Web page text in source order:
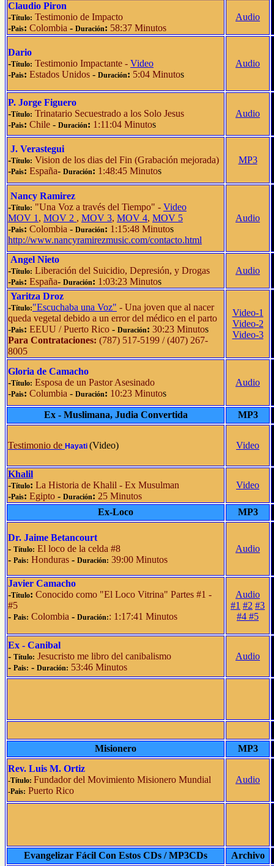
Claudio Piron
-Título: Testimonio de Impacto
-Pais: Colombia - Duración: 58:37 Minutos
Audio
Dario
-Título: Testimonio Impactante - Video
-Pais: Estados Unidos - Duración: 5:04 Minutos
Audio
P. Jorge Figuero
-Título: Trinatario Secuestrado a los Solo Jesus
-Pais: Chile - Duración: 1:11:04 Minutos
Audio
J. Verastegui
-Título: Vision de los dias del Fin (Grabación mejorada)
-Pais: España- Duración: 1:48:45 Minutos
MP3
Nancy Ramirez
-Título: "Una Voz a través del Tiempo" - Video
MOV 1 , MOV 2 , MOV 3, MOV 4, MOV 5
-Pais: Colombia - Duración: 1:15:48 Minutos
http://www.nancyramirezmusic.com/contacto.html
Audio
Angel Nieto
-Título: Liberación del Suicidio, Depresión, y Drogas
-Pais: España- Duración: 1:03:23 Minutos
Audio
Yaritza Droz
-Título:"Escuchaba una Voz" - Una joven que al nacer
queda vegetal debido a un error del médico en el parto
-Pais: EEUU / Puerto Rico - Duración: 30:23 Minutos
Para Contrataciones: (787) 517-5199 / (407) 267-
8005
Video-1
Video-2
Video-3
Gloria de Camacho
-Título: Esposa de un Pastor Asesinado
-Pais: Columbia - Duración: 10:23 Minutos
Audio
Ex - Muslimana, Judia Convertida MP3
Testimonio de Hayati (Video) Video
Khalil
-Título: La Historia de Khalil - Ex Musulman
-Pais: Egipto - Duración: 25 Minutos
Video
Ex-Loco MP3
Dr. Jaime Betancourt
- Título: El loco de la celda #8
- Pais: Honduras - Duración: 39:00 Minutos
Audio
Javier Camacho
-Título: Conocido como "El Loco Vitrina" Partes #1 -
#5
- Pais: Colombia - Duración:: 1:17:41 Minutos
Audio
#1 #2 #3
#4 #5
Ex - Canibal
- Título: Jesucristo me libro del canibalismo
- Pais: - Duración: 53:46 Minutos
Audio
Misionero
MP3
Rev. Luis M. Ortiz
-Título: Fundador del Movimiento Misionero Mundial
-Pais: Puerto Rico
Audio
Evangelizar Fácil Con Estos CDs / MP3CDs
Archivo